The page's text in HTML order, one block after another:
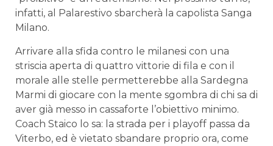
infatti, al Palarestivo sbarcherà la capolista Sanga
Milano.
Arrivare alla sfida contro le milanesi con una
striscia aperta di quattro vittorie di fila e con il
morale alle stelle permetterebbe alla Sardegna
Marmi di giocare con la mente sgombra di chi sa di
aver già messo in cassaforte l’obiettivo minimo.
Coach Staico lo sa: la strada per i playoff passa da
Viterbo, ed è vietato sbandare proprio ora, come